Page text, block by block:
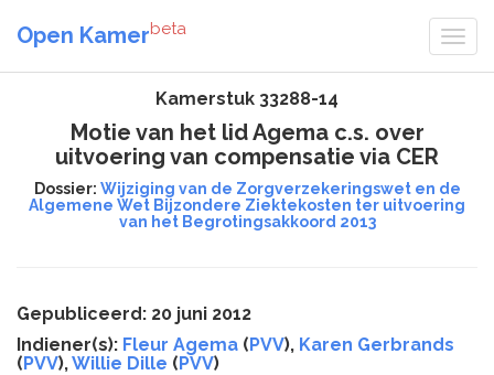
Open Kamerbeta
Kamerstuk 33288-14
Motie van het lid Agema c.s. over
uitvoering van compensatie via CER
Dossier: Wijziging van de Zorgverzekeringswet en de
Algemene Wet Bijzondere Ziektekosten ter uitvoering
van het Begrotingsakkoord 2013
Gepubliceerd: 20 juni 2012
Indiener(s): Fleur Agema (PVV), Karen Gerbrands
(PVV),Willie Dille (PVV)